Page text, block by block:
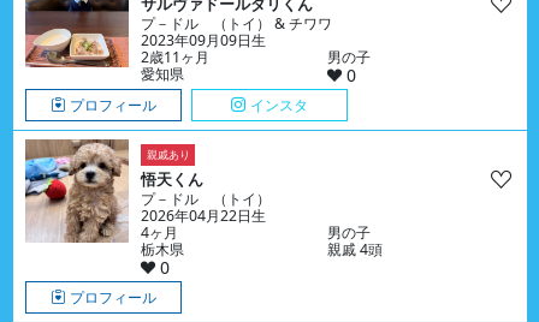
プ－ドル （トイ） & チワワ
2023年09月09日生
2歳11ヶ月
男の子
愛知県
0
プロフィール インスタ
親戚あり
悟天くん
プ－ドル （トイ）
2026年04月22日生
4ヶ月
男の子
栃木県
親戚 4頭
0
プロフィール